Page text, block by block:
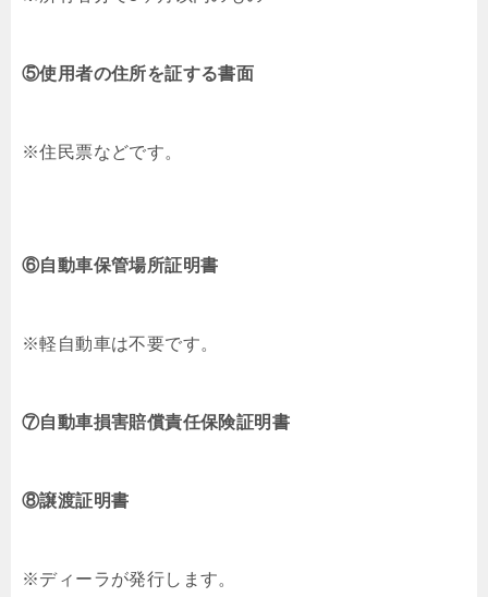
⑤使用者の住所を証する書面
※住民票などです。
⑥自動車保管場所証明書
※軽自動車は不要です。
⑦自動車損害賠償責任保険証明書
⑧譲渡証明書
※ディーラが発行します。